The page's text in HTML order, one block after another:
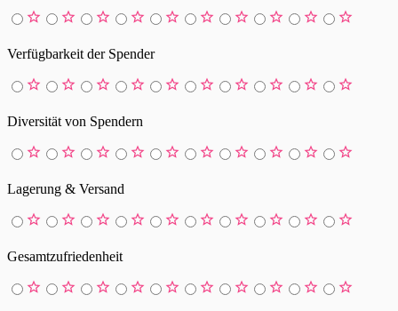
Verfügbarkeit der Spender
Diversität von Spendern
Lagerung & Versand
Gesamtzufriedenheit